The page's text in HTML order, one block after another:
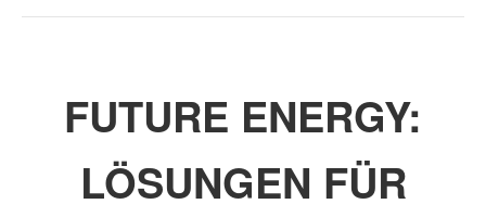
FUTURE ENERGY:
LÖSUNGEN FÜR